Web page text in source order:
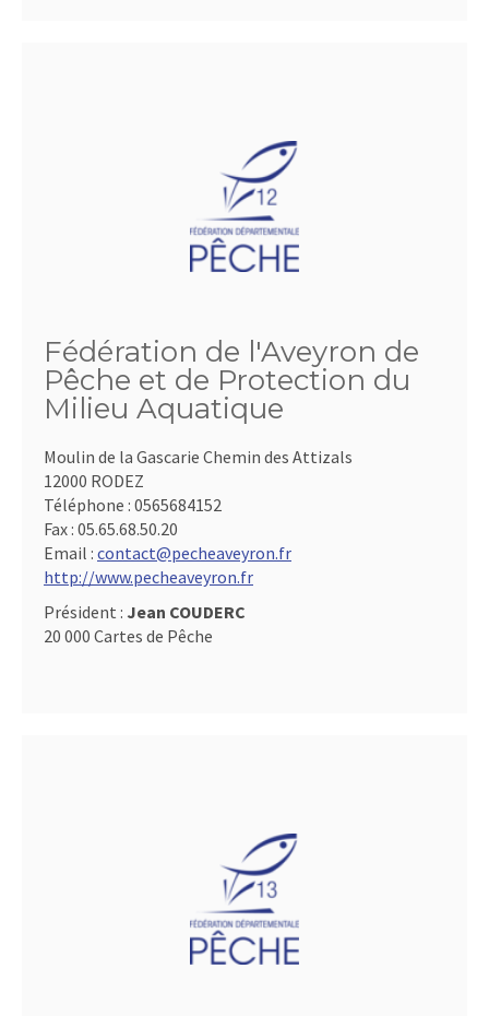
Fédération de l'Aveyron de
Pêche et de Protection du
Milieu Aquatique
Moulin de la Gascarie Chemin des Attizals
12000 RODEZ
Téléphone : 0565684152
Fax : 05.65.68.50.20
Email : contact@pecheaveyron.fr
http://www.pecheaveyron.fr
Président : Jean COUDERC
20 000 Cartes de Pêche